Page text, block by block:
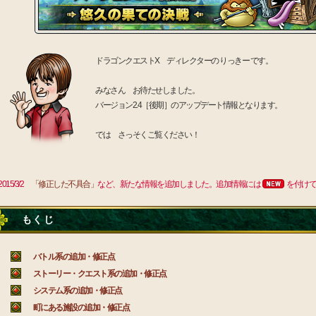
ドラゴンクエストX ディレクターの りっきー です。
みなさん お待たせしました。
バージョン2.4［後期］のアップデート情報となります。
では さっそくご覧ください！
3/2 「修正した不具合」 など、新たな情報を追加しました。追加情報には を付け
もくじ
バトル系の追加・修正点
ストーリー・クエスト系の追加・修正点
システム系の追加・修正点
町にある施設の追加・修正点